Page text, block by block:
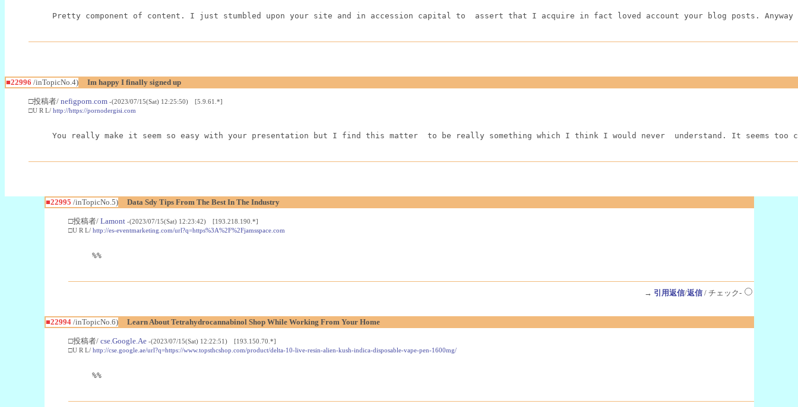
Pretty component of content. I just stumbled upon your site and in accession capital to  assert that I acquire in fact loved account your blog posts.
■22996 /inTopicNo.4) Im happy I finally signed up
□投稿者/ nefigporn.com -(2023/07/15(Sat) 12:25:50) [5.9.61.*]
□U R L/ http://https://pornodergisi.com
You really make it seem so easy with your presentation but I find this matter  to be really something which I think I would never  understand. It seems
■22995 /inTopicNo.5) Data Sdy Tips From The Best In The Industry
□投稿者/ Lamont -(2023/07/15(Sat) 12:23:42) [193.218.190.*]
□U R L/ http://es-eventmarketing.com/url?q=https%3A%2F%2Fjamsspace.com
%%
→ 引用返信/返信/ チェック-
■22994/inTopicNo.6) Learn About Tetrahydrocannabinol Shop While Working From Your Home
□投稿者/ cse.Google.Ae -(2023/07/15(Sat) 12:22:51) [193.150.70.*]
□U R L/ http://cse.google.ae/url?q=https://www.topsthcshop.com/product/delta-10-live-resin-alien-kush-indica-disposable-vape-pen-1600mg/
%%